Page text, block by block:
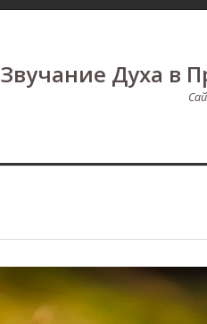
Звучание Духа в